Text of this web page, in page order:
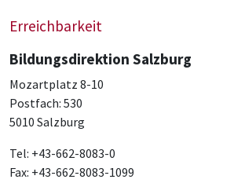
Erreichbarkeit
Bildungsdirektion Salzburg
Mozartplatz 8-10
Postfach: 530
5010 Salzburg
Tel: +43-662-8083-0
Fax: +43-662-8083-1099